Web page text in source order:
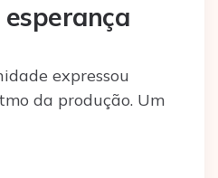
expressou
da produção. Um